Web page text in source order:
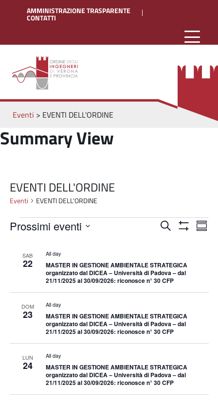
AMMINISTRAZIONE TRASPARENTE
CONTATTI
Eventi > EVENTI DELL'ORDINE
Summary View
EVENTI DELL'ORDINE
Eventi EVENTI DELL'ORDINE
Eventi Eventi
viste
Cerca
Prossimi eventi
SAB
22
All day
MASTER IN GESTIONE AMBIENTALE STRATEGICA
organizzato dal DICEA – Università di Padova – dal
21/11/2025 al 30/09/2026: riconosce n° 30 CFP
DOM
23
All day
MASTER IN GESTIONE AMBIENTALE STRATEGICA
organizzato dal DICEA – Università di Padova – dal
21/11/2025 al 30/09/2026: riconosce n° 30 CFP
LUN
24
All day
MASTER IN GESTIONE AMBIENTALE STRATEGICA
organizzato dal DICEA – Università di Padova – dal
21/11/2025 al 30/09/2026: riconosce n° 30 CFP